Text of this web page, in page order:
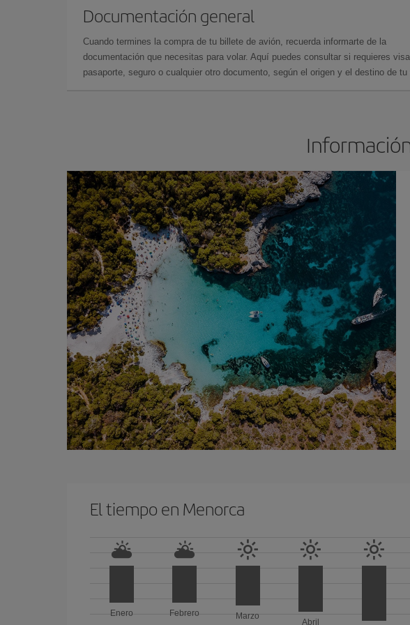
Documentación general
Cuando termines la compra de tu billete de avión, recuerda informarte de la
documentación que necesitas para volar. Aquí puedes consultar si requieres
pasaporte, seguro o cualquier otro documento, según el origen y el destino de tu
El tiempo en Menorca
Enero
Febrero
Marzo
Abril